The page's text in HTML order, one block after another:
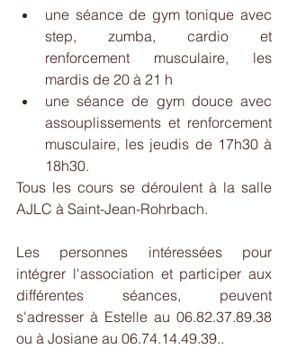
une séance de gym tonique avec
step, zumba, cardio et
renforcement musculaire, les
mardis de 20 à 21 h
une séance de gym douce avec
assouplissements et renforcement
musculaire, les jeudis de 17h30 à
18h30.
Tous les cours se déroulent à la salle
AJLC à Saint-Jean-Rohrbach.
Les personnes intéressées pour
intégrer l'association et participer aux
différentes séances, peuvent
s'adresser à Estelle au 06.82.37.89.38
ou à Josiane au 06.74.14.49.39..